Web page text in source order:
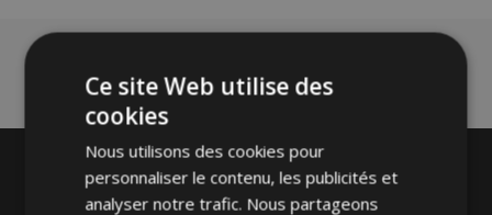
Ce site Web utilise des
cookies
Nous utilisons des cookies pour
personnaliser le contenu, les publicités et
analyser notre trafic. Nous partageons